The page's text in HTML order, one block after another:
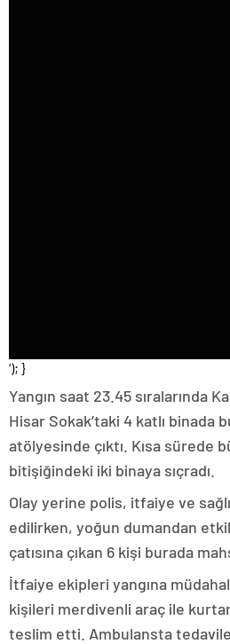
‘); }
Yangın saat 23.45 sıralarında
Hisar Sokak’taki 4 katlı binada
atölyesinde çıktı. Kısa sürede
bitişiğindeki iki binaya sıçradı.
Olay yerine polis, itfaiye ve
edilirken, yoğun dumandan
çatısına çıkan 6 kişi burada
İtfaiye ekipleri yangına
kişileri merdivenli araç ile
teslim etti. Ambulansta